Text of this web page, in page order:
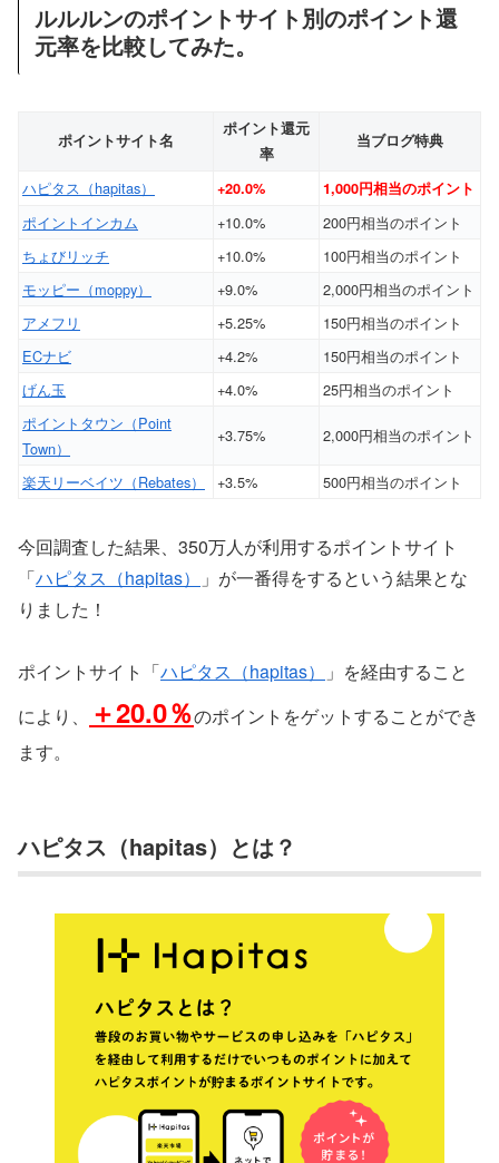
ルルルンのポイントサイト別のポイント還
元率を比較してみた。
ポイントサイト名
ポイント還元
率
当ブログ特典
ハピタス（hapitas） +20.0% 1,000円相当のポイント
ポイントインカム +10.0%
200円相当のポイント
ちょびリッチ
+10.0%
100円相当のポイント
モッピー（moppy）
+9.0%
2,000円相当のポイント
アメフリ
+5.25%
150円相当のポイント
ECナビ
+4.2%
150円相当のポイント
げん玉
+4.0%
25円相当のポイント
ポイントタウン（Point
Town）
+3.75% 2,000円相当のポイント
楽天リーベイツ（Rebates） +3.5% 500円相当のポイント
今回調査した結果、350万人が利用するポイントサイト
「ハピタス（hapitas）
」が一番得をするという結果とな
りました！
ポイントサイト「ハピタス（hapitas）
」を経由すること
により、
＋20.0％のポイントをゲットすることができ
ます。
ハピタス（hapitas）とは？